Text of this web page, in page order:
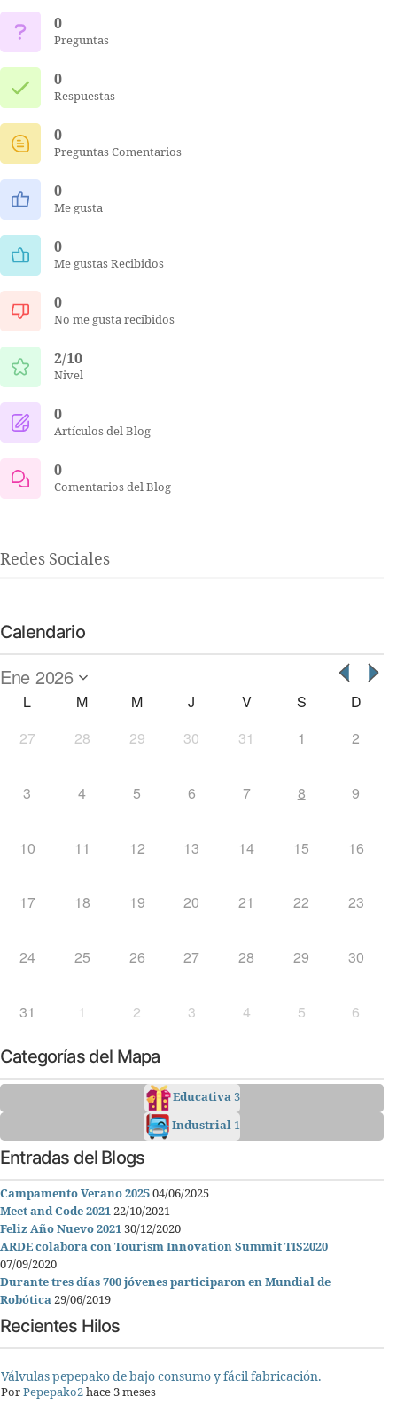
0
Preguntas
0
Respuestas
0
Preguntas Comentarios
0
Me gusta
0
Me gustas Recibidos
0
No me gusta recibidos
2/10
Nivel
0
Artículos del Blog
0
Comentarios del Blog
Redes Sociales
Calendario
L M M J V S
D
27
28 29 30 31 1 2
3 4 5 6 7 8 9
10 11 12 13 14 15 16
17 18 19 20 21 22 23
24 25 26 27 28 29 30
31 1 2 3 4 5 6
Categorías del Mapa
Educativa3
Industrial 1
Entradas del Blogs
Campamento Verano 202504/06/2025
Meet and Code 202122/10/2021
Feliz Año Nuevo 202130/12/2020
ARDE colabora con Tourism Innovation Summit TIS2020
07/09/2020
Durante tres días 700 jóvenes participaron en Mundial de
Robótica29/06/2019
Recientes Hilos
Válvulas pepepako de bajo consumo y fácil fabricación.
PorPepepako2hace 3 meses